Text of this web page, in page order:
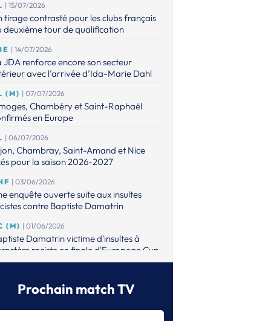
| 15/07/2026
tirage contrasté pour les clubs français
deuxième tour de qualification
| 14/07/2026
JDA renforce encore son secteur
avec l’arrivée d’Ida-Marie Dahl
(M) | 07/07/2026
Chambéry et Saint-Raphaël
en Europe
| 06/07/2026
Chambray, Saint-Amand et Nice
pour la saison 2026-2027
| 03/06/2026
enquête ouverte suite aux insultes
contre Baptiste Damatrin
(M) | 01/06/2026
Damatrin victime d'insultes à
raciste en finale d'European Cup
s’offre le premier titre européen
son histoire
Prochain match TV